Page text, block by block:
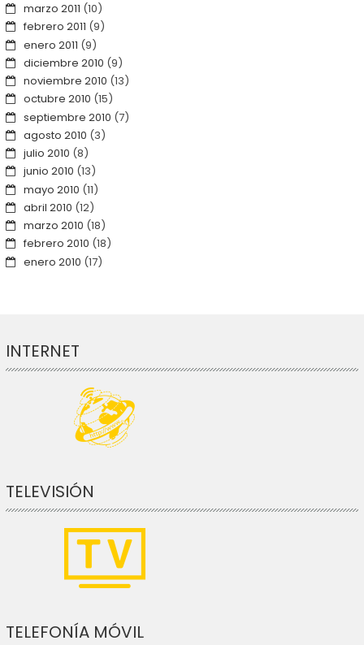
marzo 2011 (10)
febrero 2011 (9)
enero 2011 (9)
diciembre 2010 (9)
noviembre 2010 (13)
octubre 2010 (15)
septiembre 2010 (7)
agosto 2010 (3)
julio 2010 (8)
junio 2010 (13)
mayo 2010 (11)
abril 2010 (12)
marzo 2010 (18)
febrero 2010 (18)
enero 2010 (17)
INTERNET
TELEVISIÓN
TELEFONÍA MÓVIL